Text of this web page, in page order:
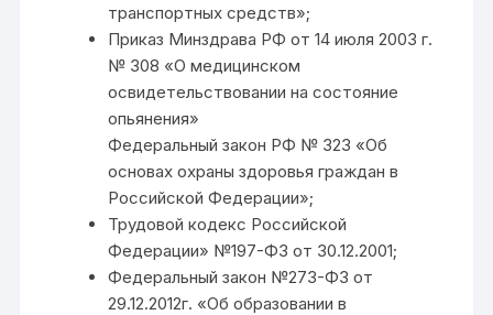
транспортных средств»;
Приказ Минздрава РФ от 14 июля 2003 г.
№ 308 «О медицинском
освидетельствовании на состояние
опьянения»
Федеральный закон РФ № 323 «Об
основах охраны здоровья граждан в
Российской Федерации»;
Трудовой кодекс Российской
Федерации» №197-ФЗ от 30.12.2001;
Федеральный закон №273-ФЗ от
29.12.2012г. «Об образовании в